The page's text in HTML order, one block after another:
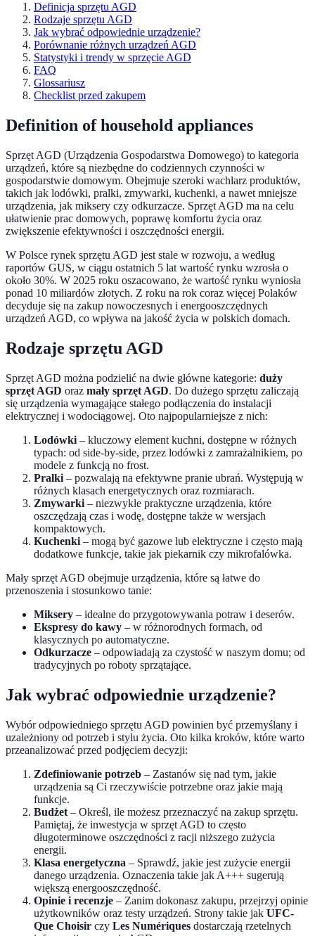
Definicja sprzętu AGD
Rodzaje sprzętu AGD
Jak wybrać odpowiednie urządzenie?
Porównanie różnych urządzeń AGD
Statystyki i trendy w sprzęcie AGD
FAQ
Glossariusz
Checklist przed zakupem
Definition of household appliances
Sprzęt AGD (Urządzenia Gospodarstwa Domowego) to kategoria
urządzeń, które są niezbędne do codziennych czynności w
gospodarstwie domowym. Obejmuje szeroki wachlarz produktów,
takich jak lodówki, pralki, zmywarki, kuchenki, a nawet mniejsze
urządzenia, jak miksery czy odkurzacze. Sprzęt AGD ma na celu
ułatwienie prac domowych, poprawę komfortu życia oraz
zwiększenie efektywności i oszczędności energii.
W Polsce rynek sprzętu AGD jest stale w rozwoju, a według
raportów GUS, w ciągu ostatnich 5 lat wartość rynku wzrosła o
około 30%. W 2025 roku oszacowano, że wartość rynku wyniosła
ponad 10 miliardów złotych. Z roku na rok coraz więcej Polaków
decyduje się na zakup nowoczesnych i energooszczędnych
urządzeń AGD, co wpływa na jakość życia w polskich domach.
Rodzaje sprzętu AGD
Sprzęt AGD można podzielić na dwie główne kategorie: duży
sprzęt AGD oraz mały sprzęt AGD. Do dużego sprzętu zaliczają
się urządzenia wymagające stałego podłączenia do instalacji
elektrycznej i wodociągowej. Oto najpopularniejsze z nich:
Lodówki – kluczowy element kuchni, dostępne w różnych
typach: od side-by-side, przez lodówki z zamrażalnikiem, po
modele z funkcją no frost.
Pralki – pozwalają na efektywne pranie ubrań. Występują w
różnych klasach energetycznych oraz rozmiarach.
Zmywarki – niezwykle praktyczne urządzenia, które
oszczędzają czas i wodę, dostępne także w wersjach
kompaktowych.
Kuchenki – mogą być gazowe lub elektryczne i często mają
dodatkowe funkcje, takie jak piekarnik czy mikrofalówka.
Mały sprzęt AGD obejmuje urządzenia, które są łatwe do
przenoszenia i stosunkowo tanie:
Miksery – idealne do przygotowywania potraw i deserów.
Ekspresy do kawy – w różnorodnych formach, od
klasycznych po automatyczne.
Odkurzacze – odpowiadają za czystość w naszym domu; od
tradycyjnych po roboty sprzątające.
Jak wybrać odpowiednie urządzenie?
Wybór odpowiedniego sprzętu AGD powinien być przemyślany i
uzależniony od potrzeb i stylu życia. Oto kilka kroków, które warto
przeanalizować przed podjęciem decyzji:
Zdefiniowanie potrzeb – Zastanów się nad tym, jakie
urządzenia są Ci rzeczywiście potrzebne oraz jakie mają
funkcje.
Budżet – Określ, ile możesz przeznaczyć na zakup sprzętu.
Pamiętaj, że inwestycja w sprzęt AGD to często
długoterminowe oszczędności z racji niższego zużycia
energii.
Klasa energetyczna – Sprawdź, jakie jest zużycie energii
danego urządzenia. Oznaczenia takie jak A+++ sugerują
większą energooszczędność.
Opinie i recenzje – Zanim dokonasz zakupu, przejrzyj opinie
użytkowników oraz testy urządzeń. Strony takie jak UFC-
Que Choisir czy Les Numériques dostarczają rzetelnych